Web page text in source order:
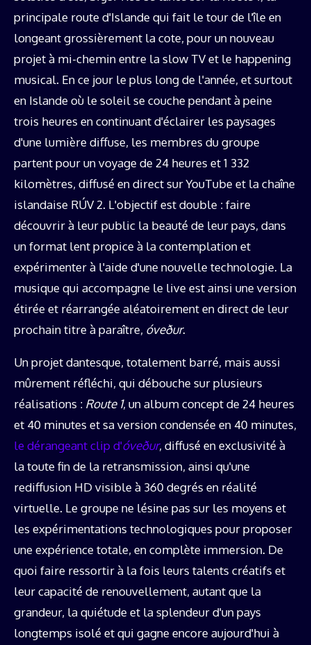
principale route d'Islande qui fait le tour de l'île en
longeant grossièrement la cote, pour un nouveau
projet à mi-chemin entre la slow TV et le happening
musical. En ce jour le plus long de l'année, et surtout
en Islande où le soleil se couche pendant à peine
trois heures en continuant d'éclairer les paysages
d'une lumière diffuse, les membres du groupe
partent pour un voyage de 24 heures et 1 332
kilomètres, diffusé en direct sur YouTube et la chaîne
islandaise RÚV 2. L'objectif est double : faire
découvrir à leur public la beauté de leur pays, dans
un format lent propice à la contemplation et
expérimenter à l'aide d'une nouvelle technologie. La
musique qui accompagne le live est ainsi une version
étirée et réarrangée aléatoirement en direct de leur
prochain titre à paraître, óveður.
Un projet dantesque, totalement barré, mais aussi
mûrement réfléchi, qui débouche sur plusieurs
réalisations : Route 1, un album concept de 24 heures
et 40 minutes et sa version condensée en 40 minutes,
le dérangeant clip d'óveður, diffusé en exclusivité à
la toute fin de la retransmission, ainsi qu'une
rediffusion HD visible à 360 degrés en réalité
virtuelle. Le groupe ne lésine pas sur les moyens et
les expérimentations technologiques pour proposer
une expérience totale, en complète immersion. De
quoi faire ressortir à la fois leurs talents créatifs et
leur capacité de renouvellement, autant que la
grandeur, la quiétude et la splendeur d'un pays
longtemps isolé et qui gagne encore aujourd'hui à